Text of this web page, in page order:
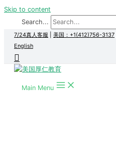
Skip to content
Search...
7/24真人客服 美国：+1(412)756-3137
English
Main Menu